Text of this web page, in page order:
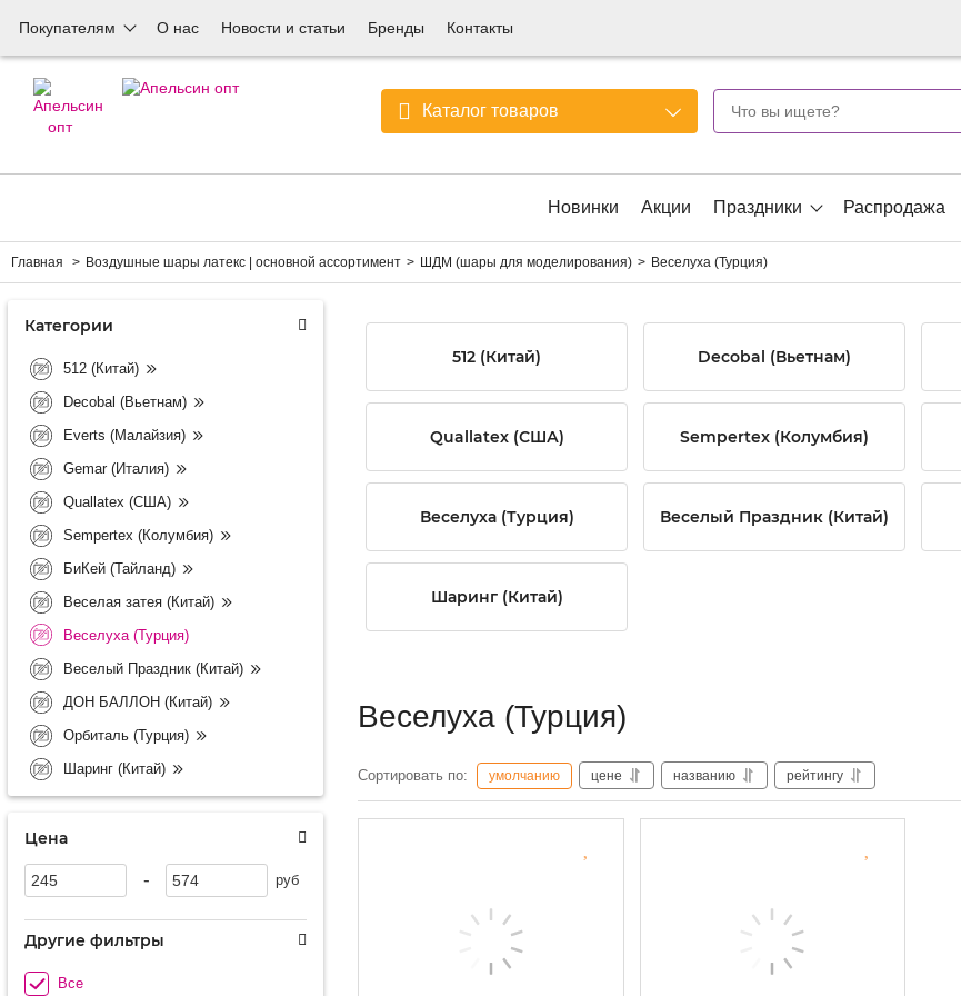
Покупателям О нас Новости и статьи Бренды Контакты
Каталог товаров
Новинки Акции Праздники Распродажа
Главная Воздушные шары латекс | основной ассортимент ШДМ (шары для моделирования) Веселуха (Турция)
Категории
512 (Китай)
Decobal (Вьетнам)
Everts (Малайзия)
Gemar (Италия)
Quallatex (США)
Sempertex (Колумбия)
БиКей (Тайланд)
Веселая затея (Китай)
Веселуха (Турция)
Веселый Праздник (Китай)
ДОН БАЛЛОН (Китай)
Орбиталь (Турция)
Шаринг (Китай)
Цена
- руб
Другие фильтры
Все
512 (Китай) Decobal (Вьетнам)
Quallatex (США) Sempertex (Колумбия)
Веселуха (Турция) Веселый Праздник (Китай)
Шаринг (Китай)
Веселуха (Турция)
Сортировать по: умолчанию цене названию рейтингу